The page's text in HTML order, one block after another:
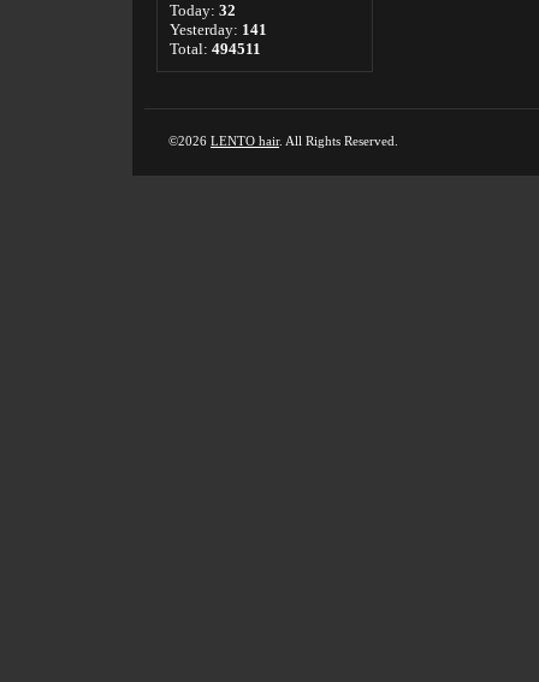
Today: 32
Yesterday: 141
Total: 494511
©2026 LENTO hair. All Rights Reserved.